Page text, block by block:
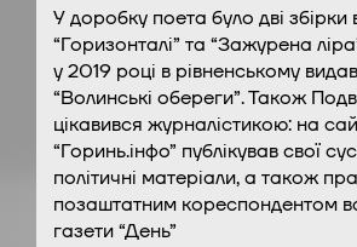
У доробку поета було дві збірки
“Горизонталі” та “Зажурена
у 2019 році в рівненському
“Волинські обереги”. Також
цікавився журналістикою: на
“Горинь.інфо” публікував свої
політичні матеріали, а також
позаштатним кореспондентом
газети “День”